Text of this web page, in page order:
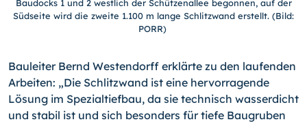
Baudocks 1 und 2 westlich der Schützenallee begonnen, auf der
Südseite wird die zweite 1.100 m lange Schlitzwand erstellt. (Bild:
PORR)
Bauleiter Bernd Westendorff erklärte zu den laufenden
Arbeiten: „Die Schlitzwand ist eine hervorragende
Lösung im Spezialtiefbau, da sie technisch wasserdicht
und stabil ist und sich besonders für tiefe Baugruben